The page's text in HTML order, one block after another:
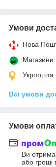
Умови
Нова
Магазини
Укрпошта
Всі умови
Умови
Ви
або гроші